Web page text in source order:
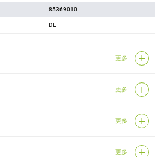
85369010
DE
更多
更多
更多
更多